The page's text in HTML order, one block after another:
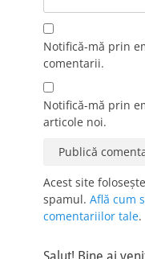
Notifică-mă prin
comentarii.
Notifică-mă prin
articole noi.
Acest site
spamul. Află cum
comentariilor tale.